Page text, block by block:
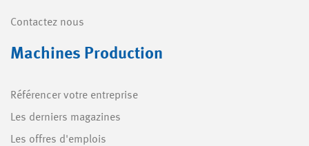
Contactez nous
Machines Production
Référencer votre entreprise
Les derniers magazines
Les offres d'emplois